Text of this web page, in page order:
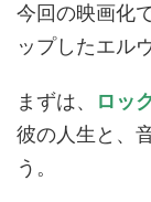
今回の映画化
ップしたエル
まずは、 ロッ
彼の人生と、
う。